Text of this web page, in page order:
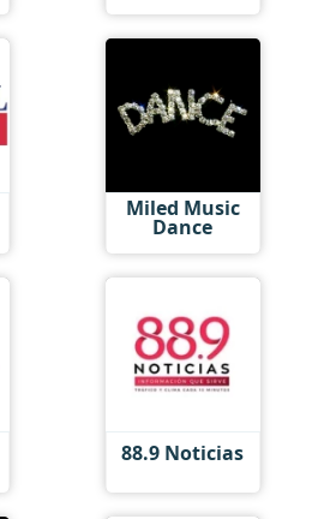
Miled Music
Dance
88.9 Noticias